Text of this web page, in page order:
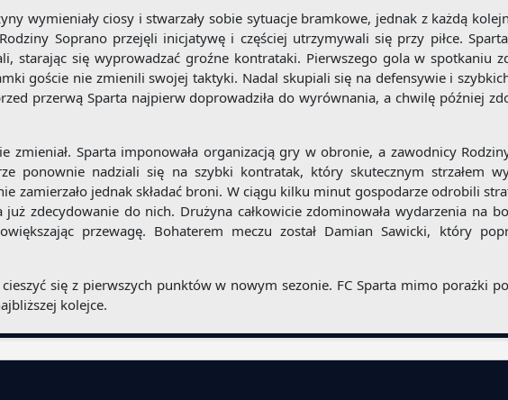
wymieniały ciosy i stwarzały sobie sytuacje bramkowe, jednak z każdą
Soprano przejęli inicjatywę i częściej utrzymywali się przy piłce.
starając się wyprowadzać groźne kontrataki. Pierwszego gola w spotkaniu
goście nie zmienili swojej taktyki. Nadal skupiali się na defensywie i
przerwą Sparta najpierw doprowadziła do wyrównania, a chwilę później
zmieniał. Sparta imponowała organizacją gry w obronie, a zawodnicy
ponownie nadziali się na szybki kontratak, który skutecznym strzałem
zamierzało jednak składać broni. W ciągu kilku minut gospodarze odrobili
zdecydowanie do nich. Drużyna całkowicie zdominowała wydarzenia na
przewagę. Bohaterem meczu został Damian Sawicki, który
się z pierwszych punktów w nowym sezonie. FC Sparta mimo porażki
kolejce.